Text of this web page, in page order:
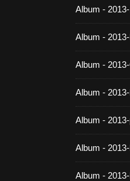
Album -
Album -
Album -
Album -
Album -
Album -
Album -